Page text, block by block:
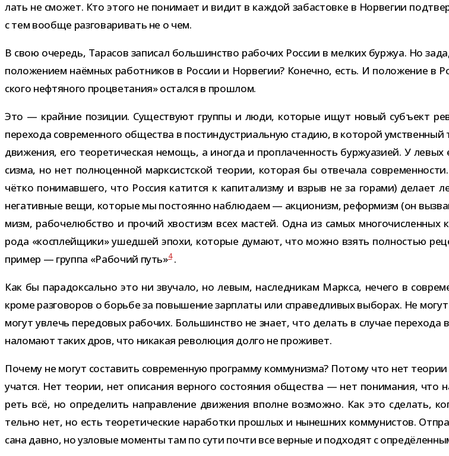
лать не смо­жет. Кто этого не пони­мает и видит в каж­дой заба­стовке в Норвегии
с тем вообще раз­го­ва­ри­вать не о чем.
В свою оче­редь, Тарасов запи­сал боль­шин­ство рабо­чих России в мел­ких бур­жуа. Но
поло­же­нием наём­ных работ­ни­ков в России и Норвегии? Конечно, есть. И поло­же­ние в
ского неф­тя­ного про­цве­та­ния» остался в прошлом.
Это — край­ние пози­ции. Существуют группы и люди, кото­рые ищут новый субъ­ект
пере­хода совре­мен­ного обще­ства в пост­ин­ду­стри­аль­ную ста­дию, в кото­рой
дви­же­ния, его тео­ре­ти­че­ская немощь, а ино­гда и про­пла­чен­ность бур­жу­а­зией. У
сизма, но нет пол­но­цен­ной марк­сист­ской тео­рии, кото­рая бы отве­чала
чётко пони­мав­шего, что Россия катится к капи­та­лизму и взрыв не за горами)
нега­тив­ные вещи, кото­рые мы посто­янно наблю­даем — акци­о­низм, рефор­мизм (он
мизм, рабо­че­люб­ство и про­чий хво­стизм всех мастей. Одна из самых мно­го­чис­лен­ных
рода «кос­плей­щики» ушед­шей эпохи, кото­рые думают, что можно взять пол­но­стью
при­мер — группа «Рабочий путь»4.
Как бы пара­док­сально это ни зву­чало, но левым, наслед­ни­кам Маркса, нечего в
кроме раз­го­во­ров о борьбе за повы­ше­ние зар­платы или спра­вед­ли­вых выбо­рах. Не
могут увлечь пере­до­вых рабо­чих. Большинство не знает, что делать в слу­чае пере­хода
нало­мают таких дров, что ника­кая рево­лю­ция долго не проживет.
Почему не могут соста­вить совре­мен­ную про­грамму ком­му­низма? Потому что нет
учатся. Нет тео­рии, нет опи­са­ния вер­ного состо­я­ния обще­ства — нет пони­ма­ния, что
реть всё, но опре­де­лить направ­ле­ние дви­же­ния вполне воз­можно. Как это сде­лать,
тельно нет, но есть тео­ре­ти­че­ские нара­ботки про­шлых и нынеш­них ком­му­ни­стов.
сана давно, но узло­вые моменты там по сути почти все вер­ные и под­хо­дят с